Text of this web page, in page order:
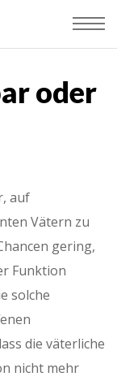
oder
auf
Vätern zu
gering,
Funktion
solche
die väterliche
nicht mehr